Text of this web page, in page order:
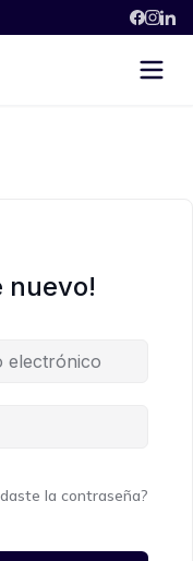
nuevo!
la contraseña?